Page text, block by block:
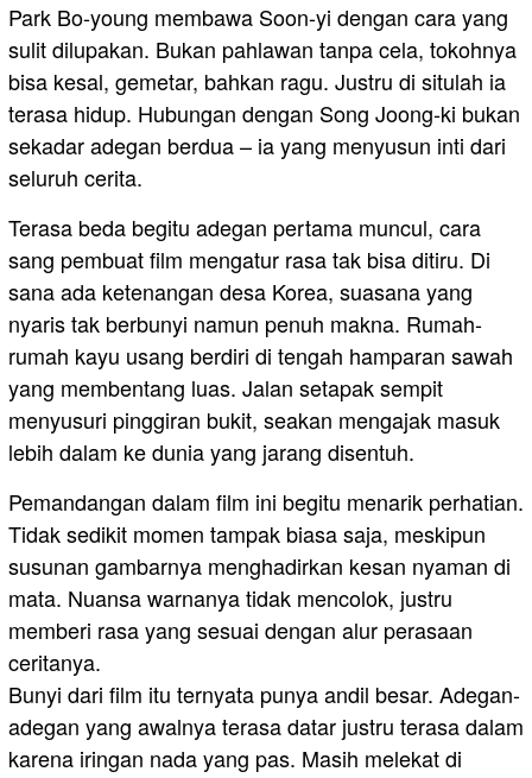
Park Bo-young membawa Soon-yi dengan cara yang
sulit dilupakan. Bukan pahlawan tanpa cela, tokohnya
bisa kesal, gemetar, bahkan ragu. Justru di situlah ia
terasa hidup. Hubungan dengan Song Joong-ki bukan
sekadar adegan berdua – ia yang menyusun inti dari
seluruh cerita.
Terasa beda begitu adegan pertama muncul, cara
sang pembuat film mengatur rasa tak bisa ditiru. Di
sana ada ketenangan desa Korea, suasana yang
nyaris tak berbunyi namun penuh makna. Rumah-
rumah kayu usang berdiri di tengah hamparan sawah
yang membentang luas. Jalan setapak sempit
menyusuri pinggiran bukit, seakan mengajak masuk
lebih dalam ke dunia yang jarang disentuh.
Pemandangan dalam film ini begitu menarik perhatian.
Tidak sedikit momen tampak biasa saja, meskipun
susunan gambarnya menghadirkan kesan nyaman di
mata. Nuansa warnanya tidak mencolok, justru
memberi rasa yang sesuai dengan alur perasaan
ceritanya.
Bunyi dari film itu ternyata punya andil besar. Adegan-
adegan yang awalnya terasa datar justru terasa dalam
karena iringan nada yang pas. Masih melekat di